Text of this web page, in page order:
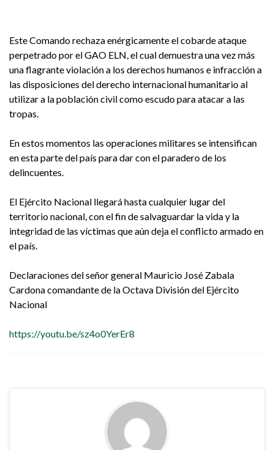
Este Comando rechaza enérgicamente el cobarde ataque
perpetrado por el GAO ELN, el cual demuestra una vez más
una flagrante violación a los derechos humanos e infracción a
las disposiciones del derecho internacional humanitario al
utilizar a la población civil como escudo para atacar a las
tropas.
En estos momentos las operaciones militares se intensifican
en esta parte del país para dar con el paradero de los
delincuentes.
El Ejército Nacional llegará hasta cualquier lugar del
territorio nacional, con el fin de salvaguardar la vida y la
integridad de las víctimas que aún deja el conflicto armado en
el país.
Declaraciones del señor general Mauricio José Zabala
Cardona comandante de la Octava División del Ejército
Nacional
https://youtu.be/sz4o0YerEr8